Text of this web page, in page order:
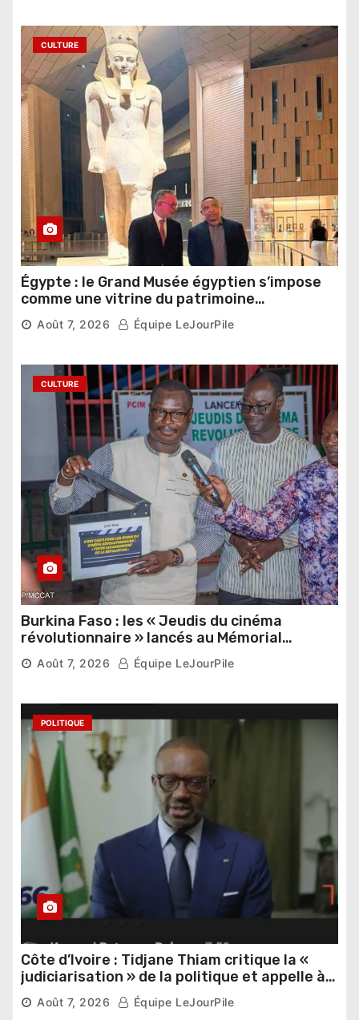
CULTURE
Égypte : le Grand Musée égyptien s’impose
comme une vitrine du patrimoine
pharaonique auprès des dirigeants
étrangers
Août 7, 2026 Équipe LeJourPile
CULTURE
Burkina Faso : les « Jeudis du cinéma
révolutionnaire » lancés au Mémorial
Thomas Sankara
Août 7, 2026 Équipe LeJourPile
POLITIQUE
Côte d’Ivoire : Tidjane Thiam critique la «
judiciarisation » de la politique et appelle à
poursuivre l’apaisement
Août 7, 2026 Équipe LeJourPile